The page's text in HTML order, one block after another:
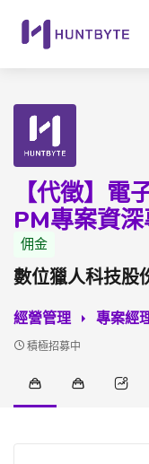
【代徵】
PM專案資
佣金
數位獵人科技股
經營管理 專案經
積極招募中